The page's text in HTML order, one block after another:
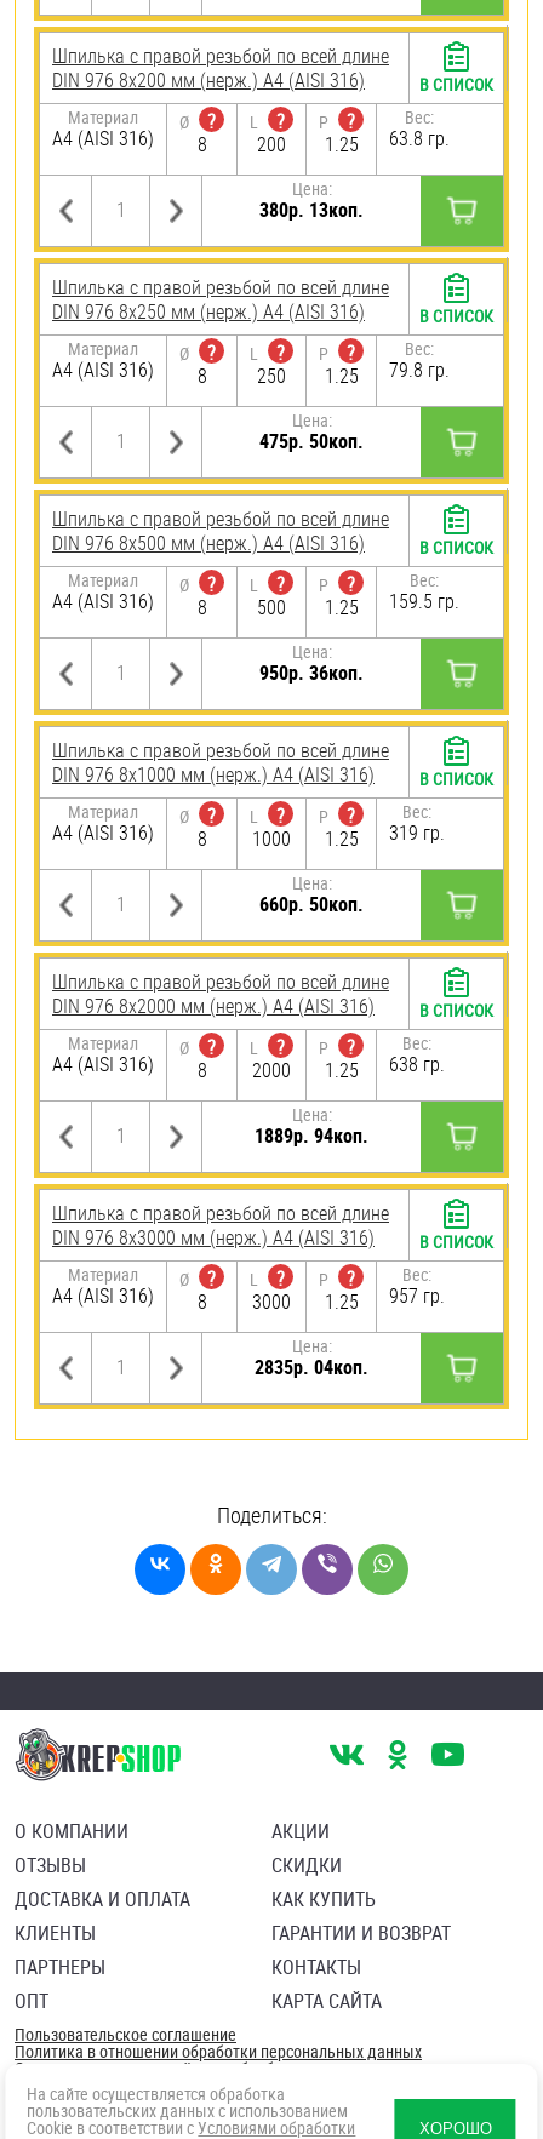
Шпилька с правой резьбой по всей длине
DIN 976 8х200 мм (нерж.) A4 (AISI 316)
Материал
A4 (AISI 316)
Ø
?
8
L
?
200
P
?
1.25
Вес:
63.8 гр.
Цена:
380р. 13коп.
В СПИСОК
Шпилька с правой резьбой по всей длине
DIN 976 8х250 мм (нерж.) A4 (AISI 316)
Материал
A4 (AISI 316)
Ø
?
8
L
?
250
P
?
1.25
Вес:
79.8 гр.
Цена:
475р. 50коп.
В СПИСОК
Шпилька с правой резьбой по всей длине
DIN 976 8х500 мм (нерж.) A4 (AISI 316)
Материал
A4 (AISI 316)
Ø
?
8
L
?
500
P
?
1.25
Вес:
159.5 гр.
Цена:
950р. 36коп.
В СПИСОК
Шпилька с правой резьбой по всей длине
DIN 976 8х1000 мм (нерж.) A4 (AISI 316)
Материал
A4 (AISI 316)
Ø
?
8
L
?
1000
P
?
1.25
Вес:
319 гр.
Цена:
660р. 50коп.
В СПИСОК
Шпилька с правой резьбой по всей длине
DIN 976 8х2000 мм (нерж.) A4 (AISI 316)
Материал
A4 (AISI 316)
Ø
?
8
L
?
2000
P
?
1.25
Вес:
638 гр.
Цена:
1889р. 94коп.
В СПИСОК
Шпилька с правой резьбой по всей длине
DIN 976 8х3000 мм (нерж.) A4 (AISI 316)
Материал
A4 (AISI 316)
Ø
?
8
L
?
3000
P
?
1.25
Вес:
957 гр.
Цена:
2835р. 04коп.
В СПИСОК
Поделиться:
О КОМПАНИИ
ОТЗЫВЫ
ДОСТАВКА И ОПЛАТА
КЛИЕНТЫ
ПАРТНЕРЫ
ОПТ
АКЦИИ
СКИДКИ
КАК КУПИТЬ
ГАРАНТИИ И ВОЗВРАТ
КОНТАКТЫ
КАРТА САЙТА
Пользовательское соглашение
Политика в отношении обработки персональных данных
Согласие посетителя сайта на обработку персональных данны
На сайте осуществляется обработка
пользовательских данных с использованием
Cookie в соответствии с Условиями обработки ХОРОШО